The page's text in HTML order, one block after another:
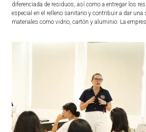
diferenciada de residuos, así como a entregar los
especial en el relleno sanitario y contribuir a dar una
materiales como vidrio, cartón y aluminio. La